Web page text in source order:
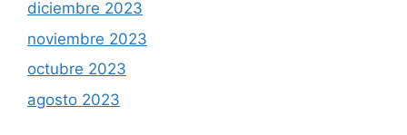
diciembre 2023
noviembre 2023
octubre 2023
agosto 2023